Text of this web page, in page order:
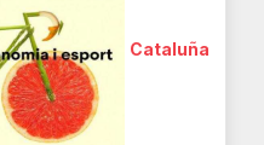
Cataluña